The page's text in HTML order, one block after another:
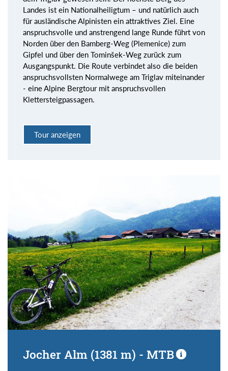
Landes ist ein Nationalheiligtum – und natürlich auch
für ausländische Alpinisten ein attraktives Ziel. Eine
anspruchsvolle und anstrengend lange Runde führt von
Norden über den Bamberg-Weg (Plemenice) zum
Gipfel und über den Tominšek-Weg zurück zum
Ausgangspunkt. Die Route verbindet also die beiden
anspruchsvollsten Normalwege am Triglav miteinander
- eine Alpine Bergtour mit anspruchsvollen
Klettersteigpassagen.
Tour anzeigen
Jocher Alm (1381 m) - MTB